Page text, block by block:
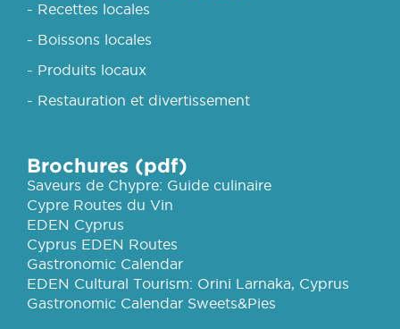
- Recettes locales
- Boissons locales
- Produits locaux
- Restauration et divertissement
Brochures (pdf)
Saveurs de Chypre: Guide culinaire
Cypre Routes du Vin
EDEN Cyprus
Cyprus EDEN Routes
Gastronomic Calendar
EDEN Cultural Tourism: Orini Larnaka, Cyprus
Gastronomic Calendar Sweets&Pies